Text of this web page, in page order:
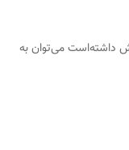
داشته‌است می‌توان به